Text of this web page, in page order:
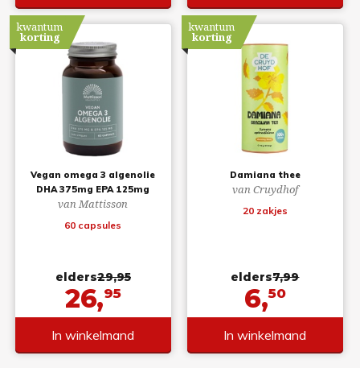
Vegan omega 3 algenolie
DHA 375mg EPA 125mg
van Mattisson
60 capsules
kwantum
korting
elders29,95
26,95
In winkelmand
Damiana thee
van Cruydhof
20 zakjes
kwantum
korting
elders7,99
6,50
In winkelmand